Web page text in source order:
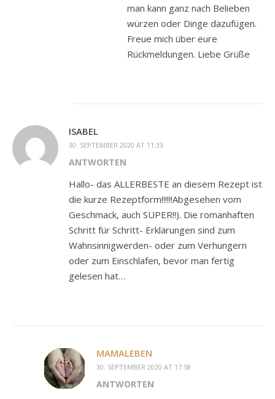
man kann ganz nach Belieben
würzen oder Dinge dazufügen.
Freue mich über eure
Rückmeldungen. Liebe Grüße
ISABEL
30. SEPTEMBER 2020 AT 11:33
ANTWORTEN
Hallo- das ALLERBESTE an diesem Rezept ist
die kurze Rezeptform!!!!!!Abgesehen vom
Geschmack, auch SUPER!!). Die romanhaften
Schritt für Schritt- Erklärungen sind zum
Wahnsinnigwerden- oder zum Verhungern
oder zum Einschlafen, bevor man fertig
gelesen hat…
MAMALEBEN
30. SEPTEMBER 2020 AT 17:58
ANTWORTEN